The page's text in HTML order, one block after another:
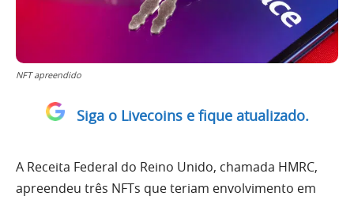
NFT apreendido
Siga o Livecoins e fique atualizado.
A Receita Federal do Reino Unido, chamada HMRC,
apreendeu três NFTs que teriam envolvimento em